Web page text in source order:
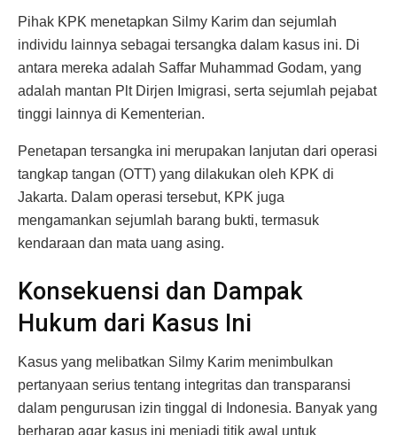
Pihak KPK menetapkan Silmy Karim dan sejumlah
individu lainnya sebagai tersangka dalam kasus ini. Di
antara mereka adalah Saffar Muhammad Godam, yang
adalah mantan Plt Dirjen Imigrasi, serta sejumlah pejabat
tinggi lainnya di Kementerian.
Penetapan tersangka ini merupakan lanjutan dari operasi
tangkap tangan (OTT) yang dilakukan oleh KPK di
Jakarta. Dalam operasi tersebut, KPK juga
mengamankan sejumlah barang bukti, termasuk
kendaraan dan mata uang asing.
Konsekuensi dan Dampak
Hukum dari Kasus Ini
Kasus yang melibatkan Silmy Karim menimbulkan
pertanyaan serius tentang integritas dan transparansi
dalam pengurusan izin tinggal di Indonesia. Banyak yang
berharap agar kasus ini menjadi titik awal untuk